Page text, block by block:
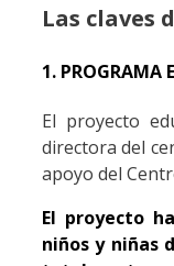
Las claves
1. PROGRAMA
El proyecto
directora del
apoyo del
El proyecto
niños y niñas